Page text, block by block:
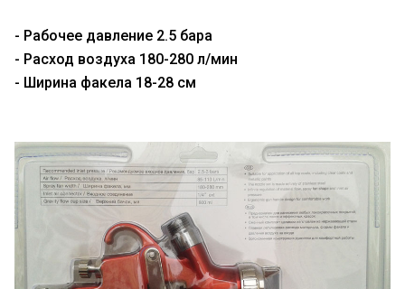
- Рабочее давление 2.5 бара
- Расход воздуха 180-280 л/мин
- Ширина факела 18-28 см